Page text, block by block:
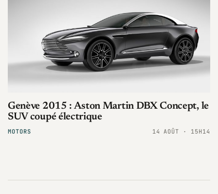
MOTORS
Genève 2015 : Aston Martin DBX Concept, le
SUV coupé électrique
14 AOÛT · 15H14